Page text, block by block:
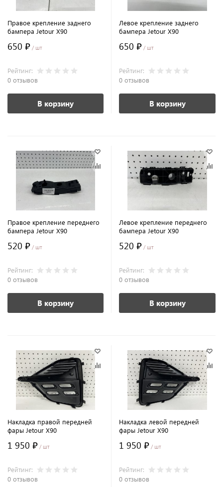
Правое крепление заднего
бампера Jetour X90
650 ₽ / шт
Рейтинг:
0 отзывов
В корзину
Левое крепление заднего
бампера Jetour X90
650 ₽ / шт
Рейтинг:
0 отзывов
В корзину
Правое крепление переднего
бампера Jetour X90
520 ₽ / шт
Рейтинг:
0 отзывов
В корзину
Левое крепление переднего
бампера Jetour X90
520 ₽ / шт
Рейтинг:
0 отзывов
В корзину
Накладка правой передней
фары Jetour X90
1 950 ₽ / шт
Рейтинг:
0 отзывов
Накладка левой передней
фары Jetour X90
1 950 ₽ / шт
Рейтинг:
0 отзывов